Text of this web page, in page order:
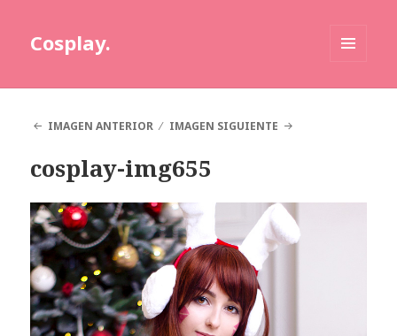
Cosplay.
IMAGEN ANTERIOR
IMAGEN SIGUIENTE
cosplay-img655